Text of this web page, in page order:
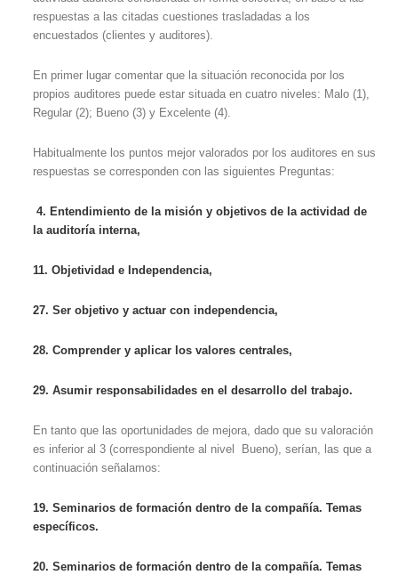
respuestas a las citadas cuestiones trasladadas a los
encuestados (clientes y auditores).
En primer lugar comentar que la situación reconocida por los
propios auditores puede estar situada en cuatro niveles: Malo (1),
Regular (2); Bueno (3) y Excelente (4).
Habitualmente los puntos mejor valorados por los auditores en sus
respuestas se corresponden con las siguientes Preguntas:
4. Entendimiento de la misión y objetivos de la actividad de
la auditoría interna,
11. Objetividad e Independencia,
27. Ser objetivo y actuar con independencia,
28. Comprender y aplicar los valores centrales,
29. Asumir responsabilidades en el desarrollo del trabajo.
En tanto que las oportunidades de mejora, dado que su valoración
es inferior al 3 (correspondiente al nivel Bueno), serían, las que a
continuación señalamos:
19. Seminarios de formación dentro de la compañía. Temas
específicos.
20. Seminarios de formación dentro de la compañía. Temas